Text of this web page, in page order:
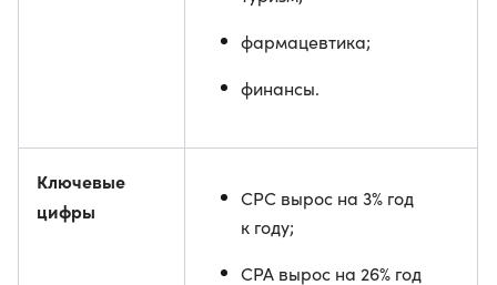
фармацевтика;
финансы.
Ключевые
цифры
CPC вырос на 3% год
к году;
CPA вырос на 26% год